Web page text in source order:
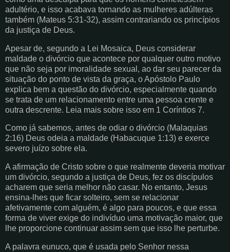
adultério, e isso acabava tornando as mulheres adúlteras
também (Mateus 5:31-32), assim contrariando os princípios
da justiça de Deus.
Apesar de, segundo a Lei Mosaica, Deus considerar
maldade o divórcio que acontece por qualquer outro motivo
que não seja por imoralidade sexual, ao dar seu parecer da
situação do ponto de vista da graça, o Apóstolo Paulo
explica bem a questão do divórcio, especialmente quando
se trata de um relacionamento entre uma pessoa crente e
outra descrente. Leia mais sobre isso em 1 Coríntios 7.
Como já sabemos, antes de odiar o divórcio (Malaquias
2:16) Deus odeia a maldade (Habacuque 1:13) e exerce
severo juízo sobre ela.
A afirmação de Cristo sobre o que realmente deveria motivar
um divórcio, segundo a justiça de Deus, fez os discípulos
acharem que seria melhor não casar. No entanto, Jesus
ensina-lhes que ficar solteiro, sem se relacionar
afetivamente com alguém, é algo para poucos, e que essa
forma de viver exige do indivíduo uma motivação maior, que
lhe proporcione continuar assim sem que isso lhe perturbe.
A palavra eunuco, que é usada pelo Senhor nessa